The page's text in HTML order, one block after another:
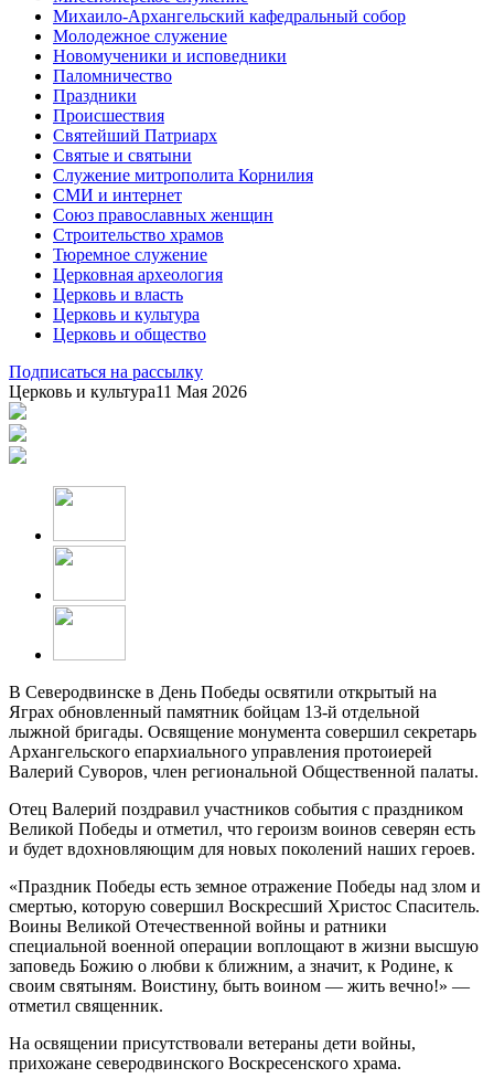
Михаило-Архангельский кафедральный собор
Молодежное служение
Новомученики и исповедники
Паломничество
Праздники
Происшествия
Святейший Патриарх
Святые и святыни
Служение митрополита Корнилия
СМИ и интернет
Союз православных женщин
Строительство храмов
Тюремное служение
Церковная археология
Церковь и власть
Церковь и культура
Церковь и общество
Подписаться на рассылку
Церковь и культура11 Мая 2026
В Северодвинске в День Победы освятили открытый на
Яграх обновленный памятник бойцам 13-й отдельной
лыжной бригады. Освящение монумента совершил секретарь
Архангельского епархиального управления протоиерей
Валерий Суворов, член региональной Общественной палаты.
Отец Валерий поздравил участников события с праздником
Великой Победы и отметил, что героизм воинов северян есть
и будет вдохновляющим для новых поколений наших героев.
«Праздник Победы есть земное отражение Победы над злом и
смертью, которую совершил Воскресший Христос Спаситель.
Воины Великой Отечественной войны и ратники
специальной военной операции воплощают в жизни высшую
заповедь Божию о любви к ближним, а значит, к Родине, к
своим святыням. Воистину, быть воином — жить вечно!» —
отметил священник.
На освящении присутствовали ветераны дети войны,
прихожане северодвинского Воскресенского храма.